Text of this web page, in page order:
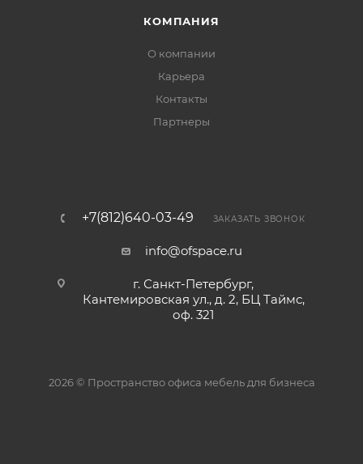
КОМПАНИЯ
О компании
Карьера
Контакты
Партнеры
+7(812)640-03-49 ЗАКАЗАТЬ ЗВОНОК
info@ofspace.ru
г. Санкт-Петербург,
Кантемировская ул., д. 2, БЦ Таймс,
оф. 321
2026 © Пространство офиса мебель для бизнеса